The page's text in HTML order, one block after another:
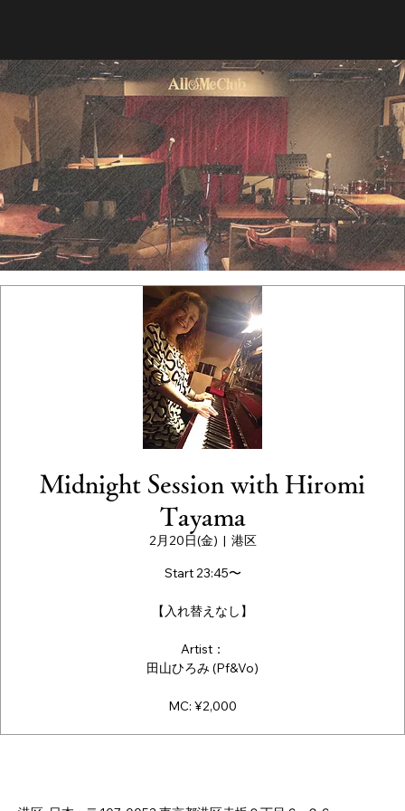
Midnight Session with Hiromi
Tayama
2月20日(金)
  |
港区
Start 23:45〜
【入れ替えなし】
Artist：
田山ひろみ (Pf&Vo)
MC: ¥2,000